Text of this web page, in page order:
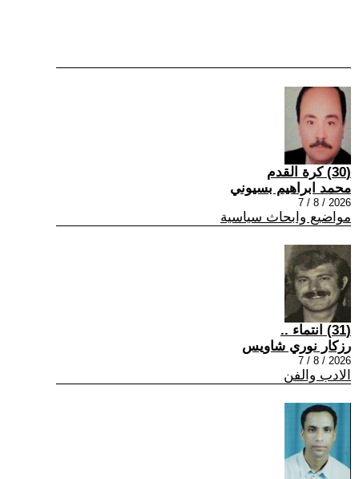
(30) كرة القدم
محمد ابراهيم بسيوني
2026 / 8 / 7
مواضيع وابحاث سياسية
(31) انتماء ..
رزكار نوري شاويس
2026 / 8 / 7
الادب والفن